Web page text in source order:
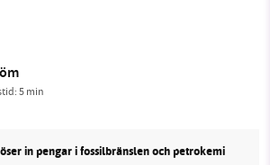
5 min
in pengar i fossilbränslen och petrokemi